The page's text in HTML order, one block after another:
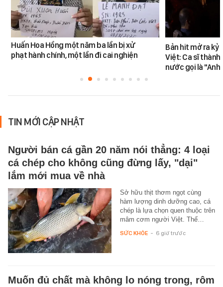
Huấn Hoa Hồng một năm ba lần bị xử
phạt hành chính, một lần đi cai nghiện
Bản hit mở ra kỷ
Việt: Ca sĩ
nước gọi là "Anh
TIN MỚI CẬP NHẬT
Người bán cá gần 20 năm nói thẳng: 4 loại
cá chép cho không cũng đừng lấy, "dại"
lắm mới mua về nhà
Sở hữu thịt thơm ngọt cùng
hàm lượng dinh dưỡng cao, cá
chép là lựa chọn quen thuộc trên
mâm cơm người Việt. Thế…
SỨC KHỎE - 6 giờ trước
Muốn đủ chất mà không lo nóng trong, rôm